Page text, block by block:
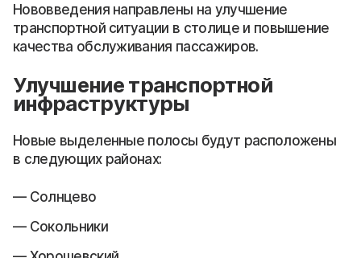
Нововведения направлены на улучшение
транспортной ситуации в столице и повышение
качества обслуживания пассажиров.
Улучшение транспортной
инфраструктуры
Новые выделенные полосы будут расположены
в следующих районах:
Солнцево
Сокольники